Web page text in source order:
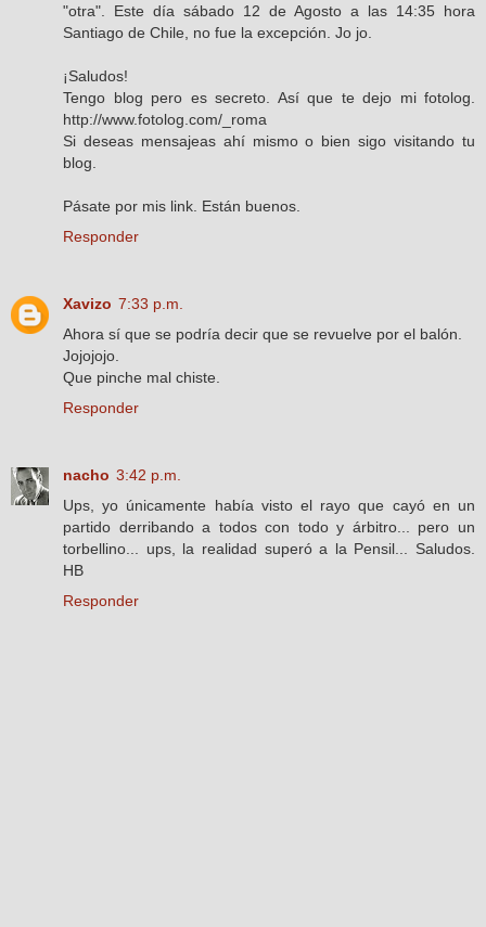
"otra". Este día sábado 12 de Agosto a las 14:35 hora
Santiago de Chile, no fue la excepción. Jo jo.
¡Saludos!
Tengo blog pero es secreto. Así que te dejo mi fotolog.
http://www.fotolog.com/_roma
Si deseas mensajeas ahí mismo o bien sigo visitando tu
blog.
Pásate por mis link. Están buenos.
Responder
Xavizo 7:33 p.m.
Ahora sí que se podría decir que se revuelve por el balón.
Jojojojo.
Que pinche mal chiste.
Responder
nacho 3:42 p.m.
Ups, yo únicamente había visto el rayo que cayó en un
partido derribando a todos con todo y árbitro... pero un
torbellino... ups, la realidad superó a la Pensil... Saludos.
HB
Responder